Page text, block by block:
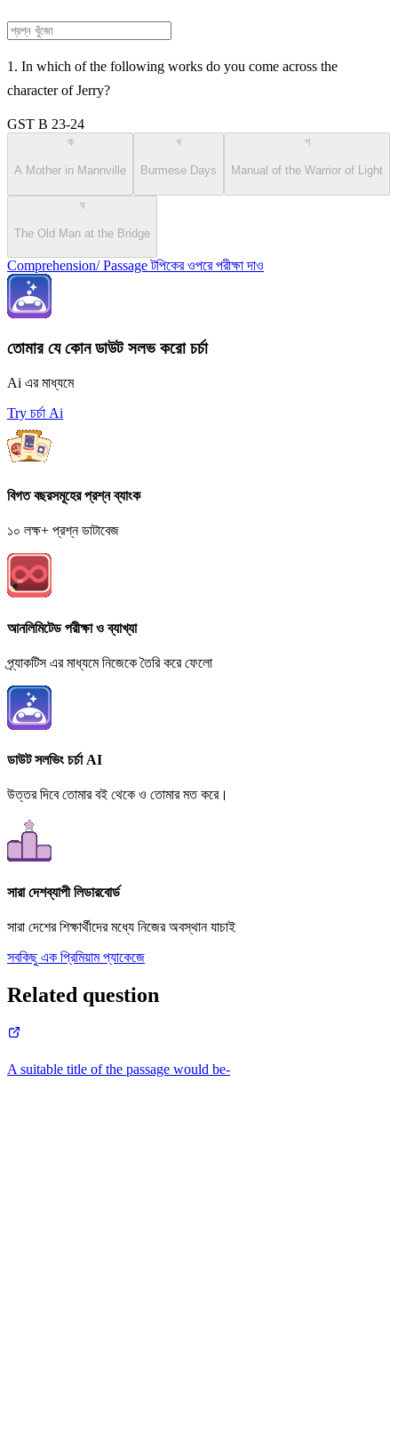
1. In which of the following works do you come across the
character of Jerry?
GST B 23-24
ক
A Mother in Mannville
খ
Burmese Days
গ
Manual of the Warrior of Light
ঘ
The Old Man at the Bridge
Comprehension/ Passage টপিকের ওপরে পরীক্ষা দাও
তোমার যে কোন ডাউট সলভ করো চর্চা
Ai এর মাধ্যমে
Try চর্চা Ai
বিগত বছরসমূহের প্রশ্ন ব্যাংক
১০ লক্ষ+ প্রশ্ন ডাটাবেজ
আনলিমিটেড পরীক্ষা ও ব্যাখ্যা
প্র্যাকটিস এর মাধ্যমে নিজেকে তৈরি করে ফেলো
ডাউট সলভিং চর্চা AI
উত্তর দিবে তোমার বই থেকে ও তোমার মত করে।
সারা দেশব্যাপী লিডারবোর্ড
সারা দেশের শিক্ষার্থীদের মধ্যে নিজের অবস্থান যাচাই
সবকিছু এক প্রিমিয়াম প্যাকেজে
Related question
A suitable title of the passage would be-